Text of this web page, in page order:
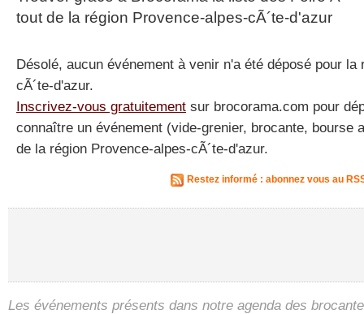
tout de la région Provence-alpes-cÃ´te-d'azur
Désolé, aucun événement à venir n'a été déposé pour la
cÃ´te-d'azur.
Inscrivez-vous gratuitement sur brocorama.com pour
connaître un événement (vide-grenier, brocante, bourse
de la région Provence-alpes-cÃ´te-d'azur.
Restez informé : abonnez vous au
Les événements présents dans notre agenda des